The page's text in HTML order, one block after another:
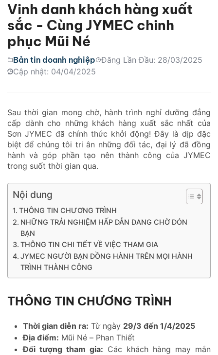
Vinh danh khách hàng xuất
sắc - Cùng JYMEC chinh
phục Mũi Né
Bản tin doanh nghiệp
Đăng Lần Đầu: 28/03/2025
Cập nhật: 04/04/2025
Sau thời gian mong chờ, hành trình nghỉ dưỡng đẳng
cấp dành cho những khách hàng xuất sắc nhất của
Sơn JYMEC đã chính thức khởi động! Đây là dịp đặc
biệt để chúng tôi tri ân những đối tác, đại lý đã đồng
hành và góp phần tạo nên thành công của JYMEC
trong suốt thời gian qua.
Nội dung
THÔNG TIN CHƯƠNG TRÌNH
NHỮNG TRẢI NGHIỆM HẤP DẪN ĐANG CHỜ ĐÓN
BẠN
THÔNG TIN CHI TIẾT VỀ VIỆC THAM GIA
JYMEC NGƯỜI BẠN ĐỒNG HÀNH TRÊN MỌI HÀNH
TRÌNH THÀNH CÔNG
THÔNG TIN CHƯƠNG TRÌNH
Thời gian diễn ra: Từ ngày 29/3 đến 1/4/2025
Địa điểm: Mũi Né – Phan Thiết
Đối tượng tham gia: Các khách hàng may mắn